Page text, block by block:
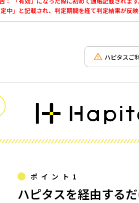
： 「有効」になった際に初めて通帳記載されま
中」と記載され、判定期間を経て判定結果が反映
ハピタスご
ポイント1
ハピタスを経由する